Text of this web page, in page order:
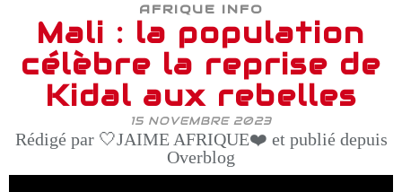
AFRIQUE INFO
Mali : la population
célèbre la reprise de
Kidal aux rebelles
15 NOVEMBRE 2023
Rédigé par 🤍JAIME AFRIQUE❤️ et publié depuis
Overblog